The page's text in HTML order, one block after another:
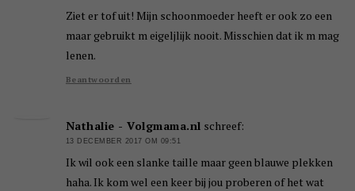
Ziet er tof uit! Mijn schoonmoeder heeft er ook zo een
maar gebruikt m eigeljlijk nooit. Misschien dat ik m mag
lenen.
Beantwoorden
Nathalie - Volgmama.nl schreef:
13 DECEMBER 2017 OM 09:51
Ik wil ook een slanke taille maar geen blauwe plekken
haha. Ik kom wel een keer bij jou proberen of het wat